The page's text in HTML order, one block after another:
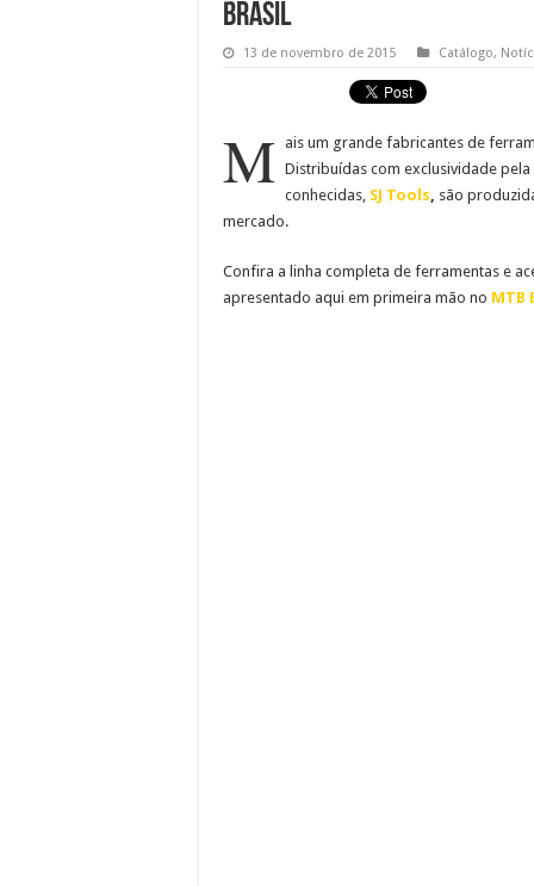
Brasil
13 de novembro de 2015 Catálogo,
M ais um grande fabricantes de
Distribuídas com exclusividade pela
conhecidas, SJ Tools são
mercado.
Confira a linha completa de ferramentas e
apresentado aqui em primeira mão no MTB